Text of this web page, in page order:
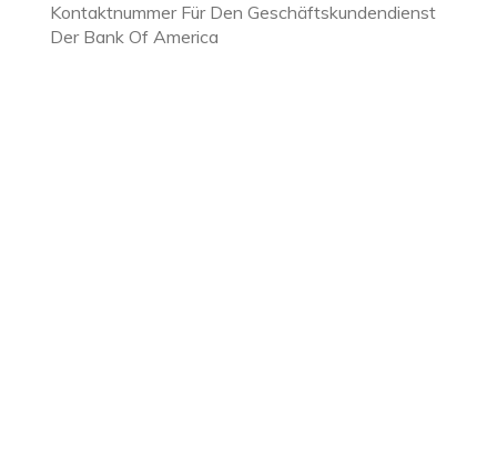
Kontaktnummer Für Den Geschäftskundendienst
Der Bank Of America